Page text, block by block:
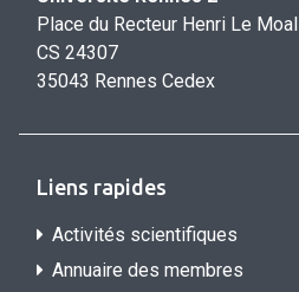
Place du Recteur Henri Le Moal
CS 24307
35043 Rennes Cedex
Liens rapides
Activités scientifiques
Annuaire des membres